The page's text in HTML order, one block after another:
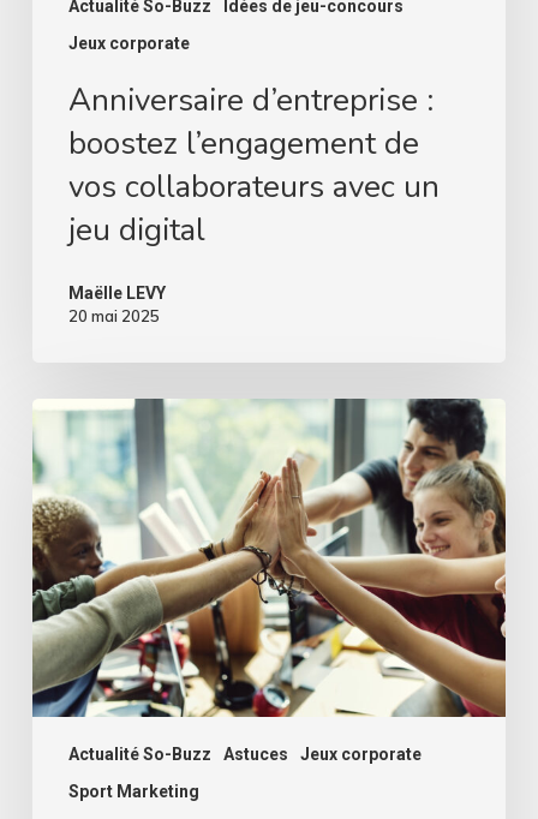
Actualité So-Buzz
Idées de jeu-concours
Jeux corporate
Anniversaire d’entreprise :
boostez l’engagement de
vos collaborateurs avec un
jeu digital
Maëlle LEVY
20 mai 2025
Actualité So-Buzz Astuces
Jeux corporate
Sport Marketing
Jeu
de
pronostics
en
entreprise
:
boostez
la
cohésion
d’équipe